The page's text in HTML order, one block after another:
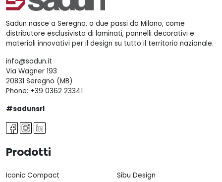
Sadun nasce a Seregno, a due passi da Milano, come
distributore esclusivista di laminati, pannelli decorativi e
materiali innovativi per il design su tutto il territorio nazionale.
info@sadun.it
Via Wagner 193
20831 Seregno (MB)
Phone: +39 0362 23341
#sadunsrl
Prodotti
Iconic Compact
Sibu Design